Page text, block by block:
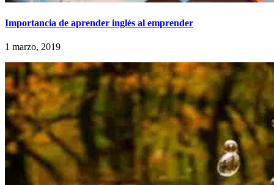
Importancia de aprender inglés al emprender
1 marzo, 2019